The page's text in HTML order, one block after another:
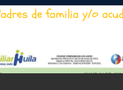
de familia y/o